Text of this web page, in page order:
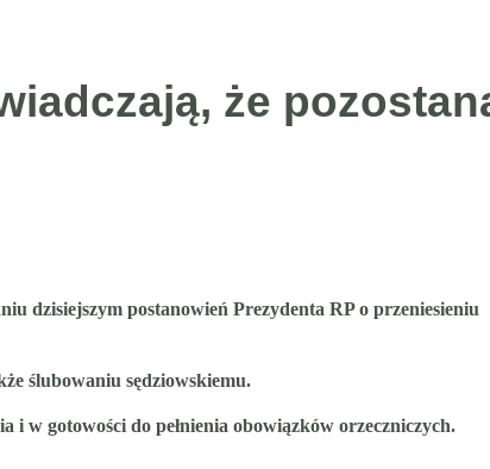
że
dzisiejszym postanowień Prezydenta RP o przeniesieniu
ślubowaniu sędziowskiemu.
i w gotowości do pełnienia obowiązków orzeczniczych.